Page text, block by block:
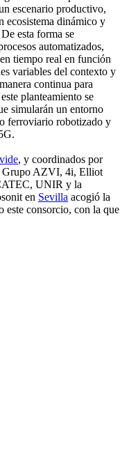
escenario productivo,
ecosistema dinámico y
esta forma se
automatizados,
tiempo real en función
variables del contexto y
continua para
planteamiento se
simularán un entorno
ferroviario robotizado y
, y coordinados por
Grupo AZVI, 4i, Elliot
UNIR y la
en Sevilla acogió la
este consorcio, con la que